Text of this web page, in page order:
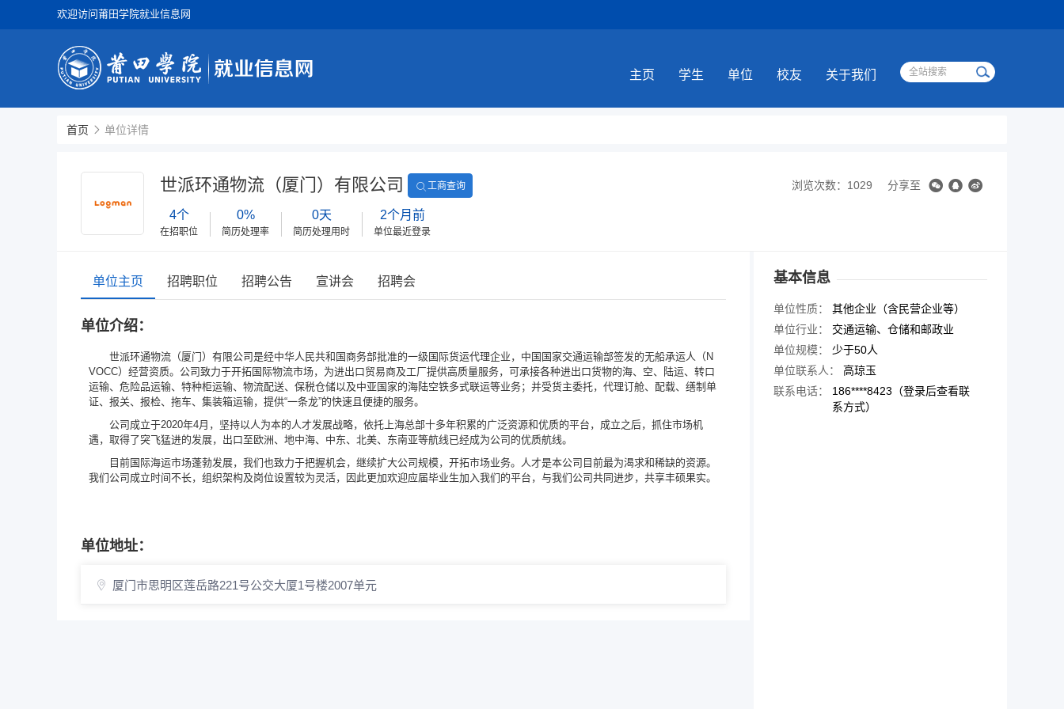
欢迎访问莆田学院就业信息网
主页 学生 单位 校友 关于我们
首页 单位详情
世派环通物流（厦门）有限公司 工商查询
4个
在招职位
0%
简历处理率
0天
简历处理用时
2个月前
单位最近登录
浏览次数：1029 分享至
单位主页 招聘职位 招聘公告 宣讲会 招聘会
单位介绍：
世派环通物流（厦门）有限公司是经中华人民共和国商务部批准的一级国际货运代理企业，中国国家交通运输部签发的无船承运人（N
VOCC）经营资质。公司致力于开拓国际物流市场，为进出口贸易商及工厂提供高质量服务，可承接各种进出口货物的海、空、陆运、转口
运输、危险品运输、特种柜运输、物流配送、保税仓储以及中亚国家的海陆空铁多式联运等业务；并受货主委托，代理订舱、配载、缮制单
证、报关、报检、拖车、集装箱运输，提供“一条龙”的快速且便捷的服务。
公司成立于2020年4月，坚持以人为本的人才发展战略，依托上海总部十多年积累的广泛资源和优质的平台，成立之后，抓住市场机
遇，取得了突飞猛进的发展，出口至欧洲、地中海、中东、北美、东南亚等航线已经成为公司的优质航线。
目前国际海运市场蓬勃发展，我们也致力于把握机会，继续扩大公司规模，开拓市场业务。人才是本公司目前最为渴求和稀缺的资源。
我们公司成立时间不长，组织架构及岗位设置较为灵活，因此更加欢迎应届毕业生加入我们的平台，与我们公司共同进步，共享丰硕果实。
单位地址：
厦门市思明区莲岳路221号公交大厦1号楼2007单元
基本信息
单位性质：
其他企业（含民营企业等）
单位行业：
交通运输、仓储和邮政业
单位规模：
少于50人
单位联系人：
高琼玉
联系电话：
186****8423（登录后查看联
系方式）